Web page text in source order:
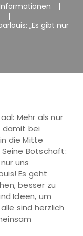
„Es gibt nur
Mehr als nur
damit bei
die Mitte
Botschaft:
uns
Es geht
besser zu
Ideen, um
sind herzlich